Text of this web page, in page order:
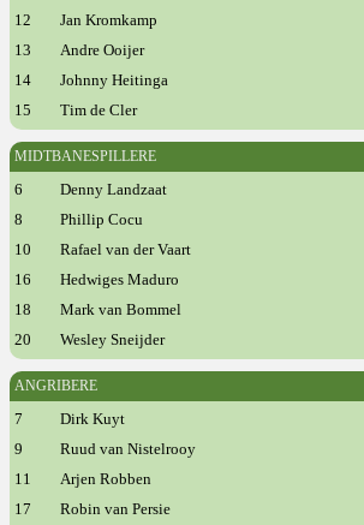
12
Jan Kromkamp
13
Andre Ooijer
14
Johnny Heitinga
15
Tim de Cler
MIDTBANESPILLERE
6 Denny Landzaat
8
Phillip Cocu
10
Rafael van der Vaart
16
Hedwiges Maduro
18
Mark van Bommel
20
Wesley Sneijder
ANGRIBERE
7 Dirk Kuyt
9
Ruud van Nistelrooy
11
Arjen Robben
17
Robin van Persie